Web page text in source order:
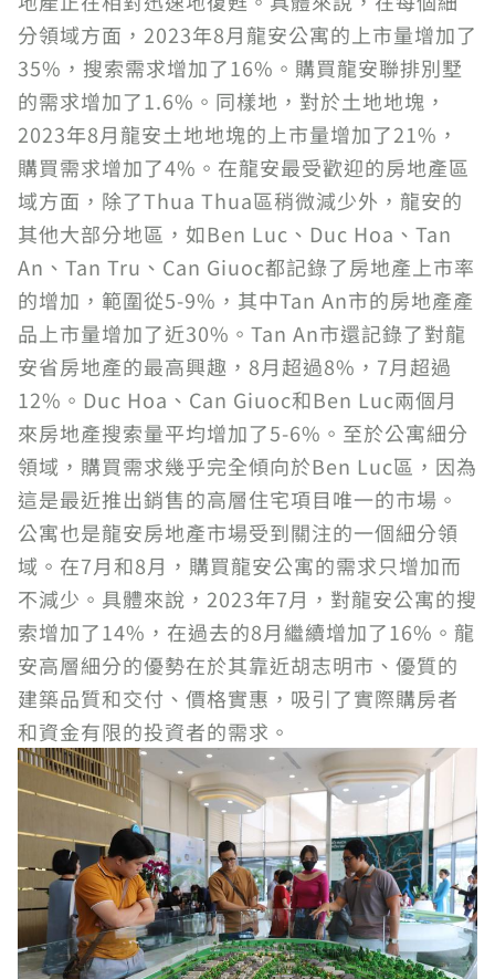
分領域方面，2023年8月龍安公寓的上市量增加了
35%，搜索需求增加了16%。購買龍安聯排別墅
的需求增加了1.6%。同樣地，對於土地地塊，
2023年8月龍安土地地塊的上市量增加了21%，
購買需求增加了4%。在龍安最受歡迎的房地產區
域方面，除了Thua Thua區稍微減少外，龍安的
其他大部分地區，如Ben Luc、Duc Hoa、Tan
An、Tan Tru、Can Giuoc都記錄了房地產上市率
的增加，範圍從5-9%，其中Tan An市的房地產產
品上市量增加了近30%。Tan An市還記錄了對龍
安省房地產的最高興趣，8月超過8%，7月超過
12%。Duc Hoa、Can Giuoc和Ben Luc兩個月
來房地產搜索量平均增加了5-6%。至於公寓細分
領域，購買需求幾乎完全傾向於Ben Luc區，因為
這是最近推出銷售的高層住宅項目唯一的市場。
公寓也是龍安房地產市場受到關注的一個細分領
域。在7月和8月，購買龍安公寓的需求只增加而
不減少。具體來說，2023年7月，對龍安公寓的搜
索增加了14%，在過去的8月繼續增加了16%。龍
安高層細分的優勢在於其靠近胡志明市、優質的
建築品質和交付、價格實惠，吸引了實際購房者
和資金有限的投資者的需求。